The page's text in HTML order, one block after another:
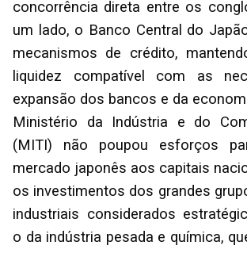
concorrência direta entre os
um lado, o Banco Central do
mecanismos de crédito,
liquidez compatível com as
expansão dos bancos e da
Ministério da Indústria e do
(MITI) não poupou esforços
mercado japonês aos capitais
os investimentos dos grandes
industriais considerados
o da indústria pesada e química,